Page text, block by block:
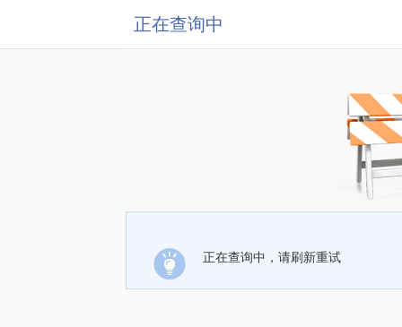
正在查询中
正在查询中，请刷新重试